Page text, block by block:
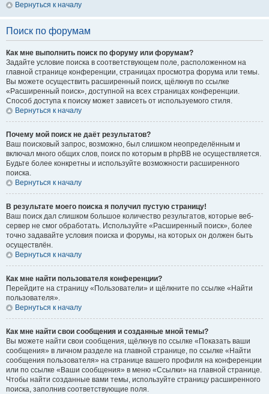
Вернуться к началу
Поиск по форумам
Как мне выполнить поиск по форуму или форумам?
Задайте условие поиска в соответствующем поле, расположенном на
главной странице конференции, страницах просмотра форума или темы.
Вы можете осуществить расширенный поиск, щёлкнув по ссылке
«Расширенный поиск», доступной на всех страницах конференции.
Способ доступа к поиску может зависеть от используемого стиля.
Вернуться к началу
Почему мой поиск не даёт результатов?
Ваш поисковый запрос, возможно, был слишком неопределённым и
включал много общих слов, поиск по которым в phpBB не осуществляется.
Будьте более конкретны и используйте возможности расширенного
поиска.
Вернуться к началу
В результате моего поиска я получил пустую страницу!
Ваш поиск дал слишком большое количество результатов, которые веб-
сервер не смог обработать. Используйте «Расширенный поиск», более
точно задавайте условия поиска и форумы, на которых он должен быть
осуществлён.
Вернуться к началу
Как мне найти пользователя конференции?
Перейдите на страницу «Пользователи» и щёлкните по ссылке «Найти
пользователя».
Вернуться к началу
Как мне найти свои сообщения и созданные мной темы?
Вы можете найти свои сообщения, щёлкнув по ссылке «Показать ваши
сообщения» в личном разделе на главной странице, по ссылке «Найти
сообщения пользователя» на странице вашего профиля на конференции
или по ссылке «Ваши сообщения» в меню «Ссылки» на главной странице.
Чтобы найти созданные вами темы, используйте страницу расширенного
поиска, заполнив соответствующие поля.